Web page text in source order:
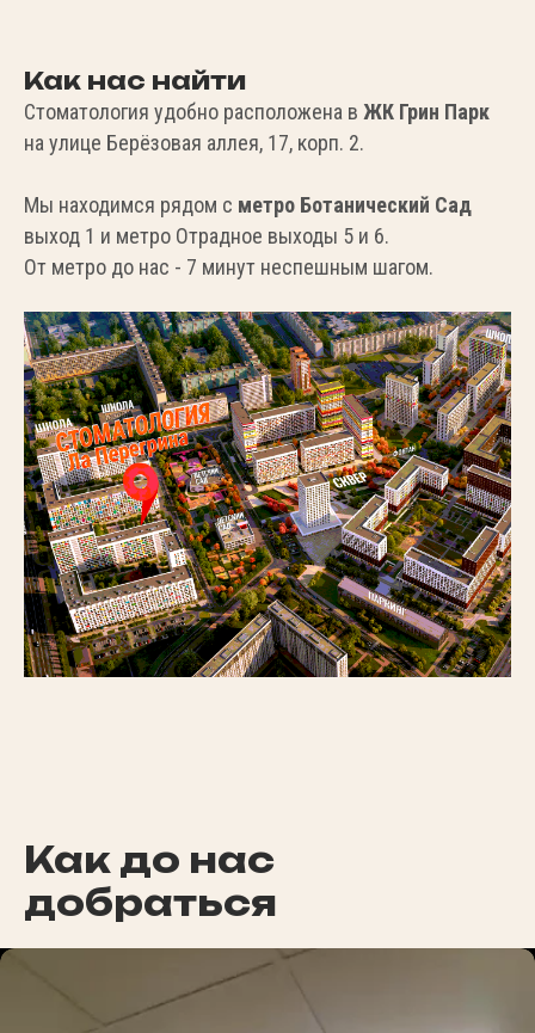
Как нас найти
Стоматология удобно расположена в ЖК Грин Парк
на улице Берёзовая аллея, 17, корп. 2.
Мы находимся рядом с метро Ботанический Сад
выход 1 и метро Отрадное выходы 5 и 6.
От метро до нас - 7 минут неспешным шагом.
Как до нас
добраться